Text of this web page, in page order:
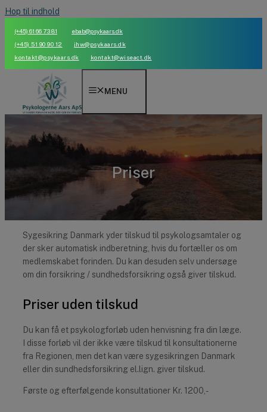
Hop til indhold
(+45) 61 66 73 81
ebab@psykaars.dk
(+45) 51 90 90 12
jhw@psykaars.dk
kontakt@psykaars.dk
kontakt@wiseact.dk
MENU
Priser
Sygesikring Danmark yder tilskud til psykologsamtaler og
der sker automatisk indberetning, hvis du fortæller os om
medlemskabet forinden. Du kan desuden selv undersøge
om din forsikring / sundhedsforsikring også giver tilskud.
Priser uden tilskud
Du kan få et psykologforløb uden henvisning fra din læge.
I disse forløb vil der ikke være tilskud til konsultationerne
fra Regionen, men det kan være sygesikringen Danmark
eller din sundhedsforsikring el.lign. giver tilskud.
Første og efterfølgende konsultationer Kr. 1200,-